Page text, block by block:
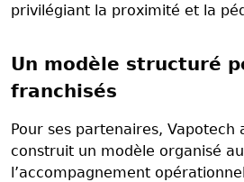
privilégiant la proximité et la
Un modèle structuré
franchisés
Pour ses partenaires,
construit un modèle organisé
l’accompagnement